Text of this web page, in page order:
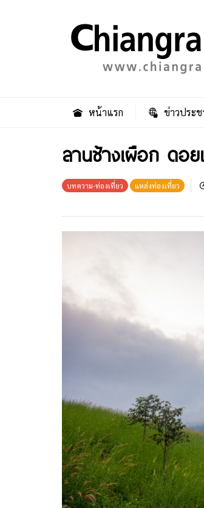
หน้าแรก ข่าวประ
ลานช้างเผือก ดอ
บทความ-ท่องเที่ยว แหล่งท่องเที่ยว